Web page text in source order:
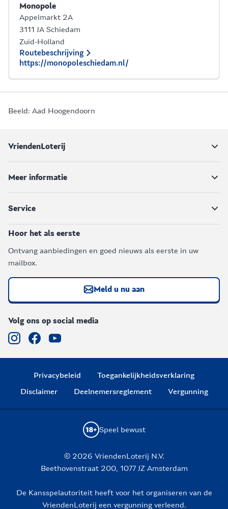
Monopole
Appelmarkt 2A
3111 JA Schiedam
Zuid-Holland
Routebeschrijving
https://monopoleschiedam.nl/
Beeld: Aad Hoogendoorn
VriendenLoterij
Meer informatie
Service
Hoor het als eerste
Ontvang aanbiedingen en goed nieuws als eerste in uw
mailbox.
Meld u nu aan
Volg ons op social media
Privacybeleid
Toegankelijkheidsverklaring
Disclaimer
Deelnemersreglement Vergunning
Speel bewust
© 2026 VriendenLoterij N.V.
Beethovenstraat 200, 1077 JZ Amsterdam
De Kansspelautoriteit heeft voor het organiseren van de
VriendenLoterij een vergunning verleend.